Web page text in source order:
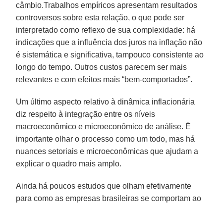
câmbio.Trabalhos empíricos apresentam resultados
controversos sobre esta relação, o que pode ser
interpretado como reflexo de sua complexidade: há
indicações que a influência dos juros na inflação não
é sistemática e significativa, tampouco consistente ao
longo do tempo. Outros custos parecem ser mais
relevantes e com efeitos mais “bem-comportados”.
Um último aspecto relativo à dinâmica inflacionária
diz respeito à integração entre os níveis
macroeconômico e microeconômico de análise. É
importante olhar o processo como um todo, mas há
nuances setoriais e microeconômicas que ajudam a
explicar o quadro mais amplo.
Ainda há poucos estudos que olham efetivamente
para como as empresas brasileiras se comportam ao